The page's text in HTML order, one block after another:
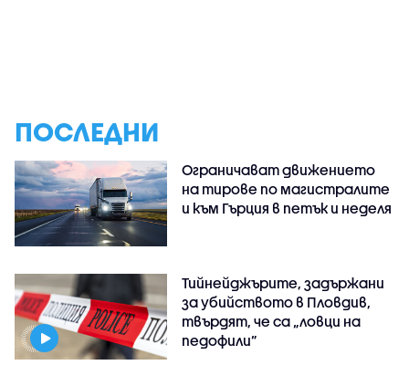
ПОСЛЕДНИ
Ограничават движението
на тирове по магистралите
и към Гърция в петък и неделя
Тийнейджърите, задържани
за убийството в Пловдив,
твърдят, че са „ловци на
педофили”